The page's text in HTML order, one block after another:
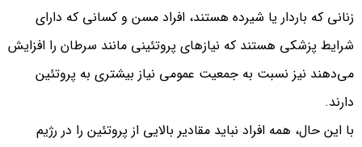
زنانی که باردار یا شیرده هستند، افراد مسن و کسانی که دارای
شرایط پزشکی هستند که نیازهای پروتئینی مانند سرطان را افزایش
می‌دهند نیز نسبت به جمعیت عمومی نیاز بیشتری به پروتئین
دارند.
با این حال، همه افراد نباید مقادیر بالایی از پروتئین را در رژیم